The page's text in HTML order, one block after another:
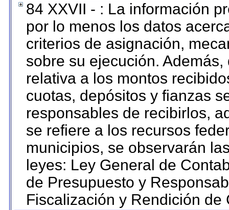
84 XXVII - : La información
por lo menos los datos
criterios de asignación,
sobre su ejecución.
relativa a los montos
cuotas, depósitos y fianzas
responsables de recibirlos,
se refiere a los recursos
municipios, se observarán
leyes: Ley General de
de Presupuesto y
Fiscalización y Rendición